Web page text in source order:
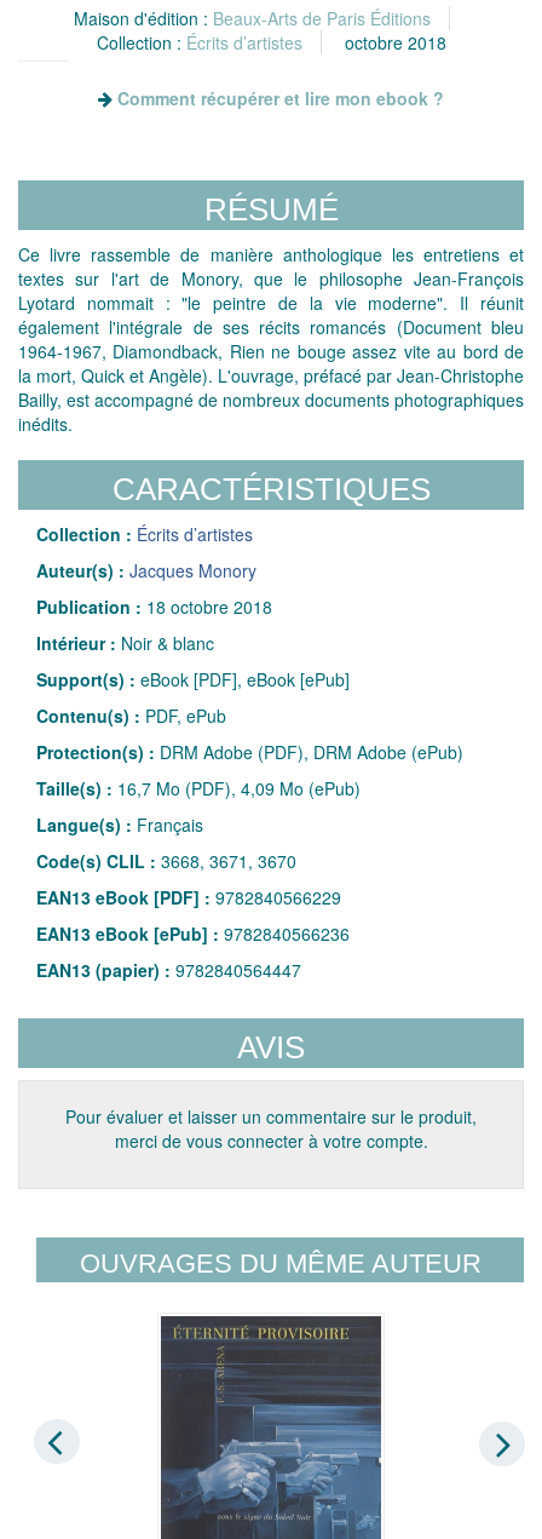
Maison d'édition : Beaux-Arts de Paris Éditions
Collection : Écrits d’artistes octobre 2018
Comment récupérer et lire mon ebook ?
RÉSUMÉ
Ce livre rassemble de manière anthologique les entretiens et
textes sur l'art de Monory, que le philosophe Jean-François
Lyotard nommait : "le peintre de la vie moderne". Il réunit
également l'intégrale de ses récits romancés (Document bleu
1964-1967, Diamondback, Rien ne bouge assez vite au bord de
la mort, Quick et Angèle). L'ouvrage, préfacé par Jean-Christophe
Bailly, est accompagné de nombreux documents photographiques
inédits.
CARACTÉRISTIQUES
Collection : Écrits d’artistes
Auteur(s) : Jacques Monory
Publication : 18 octobre 2018
Intérieur : Noir & blanc
Support(s) : eBook [PDF], eBook [ePub]
Contenu(s) : PDF, ePub
Protection(s) : DRM Adobe (PDF), DRM Adobe (ePub)
Taille(s) : 16,7 Mo (PDF), 4,09 Mo (ePub)
Langue(s) : Français
Code(s) CLIL : 3668, 3671, 3670
EAN13 eBook [PDF] : 9782840566229
EAN13 eBook [ePub] : 9782840566236
EAN13 (papier) : 9782840564447
AVIS
Pour évaluer et laisser un commentaire sur le produit,
merci de vous connecter à votre compte.
OUVRAGES DU MÊME AUTEUR